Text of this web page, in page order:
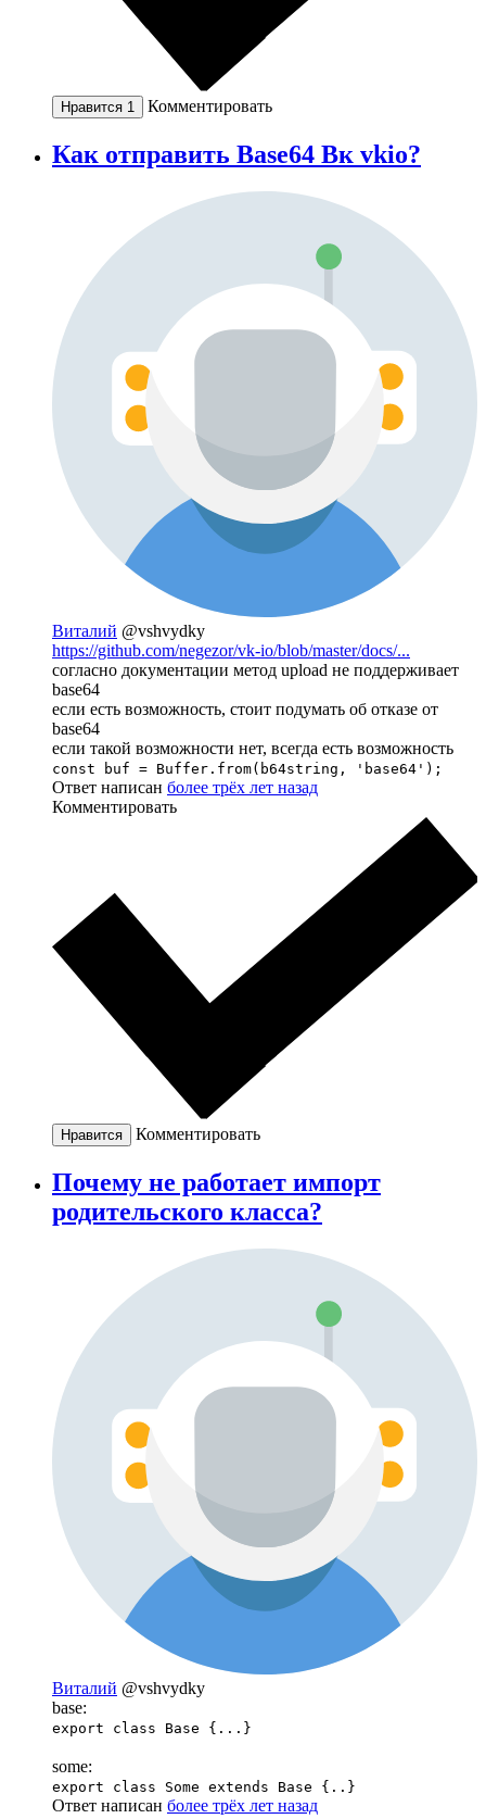
Нравится 1 Комментировать
Как отправить Base64 Вк vkio?
Виталий @vshvydky
https://github.com/negezor/vk-io/blob/master/docs/...
согласно документации метод upload не поддерживает
base64
если есть возможность, стоит подумать об отказе от
base64
если такой возможности нет, всегда есть возможность
const buf = Buffer.from(b64string, 'base64');
Ответ написан более трёх лет назад
Комментировать
Нравится Комментировать
Почему не работает импорт
родительского класса?
Виталий @vshvydky
base:
export class Base {...}
some:
export class Some extends Base {..}
Ответ написан более трёх лет назад